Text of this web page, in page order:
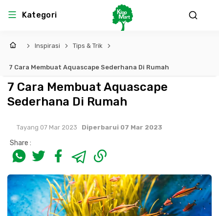
Kategori
Inspirasi Tips & Trik
7 Cara Membuat Aquascape Sederhana Di Rumah
7 Cara Membuat Aquascape
Sederhana Di Rumah
Tayang 07 Mar 2023 Diperbarui 07 Mar 2023
Share :